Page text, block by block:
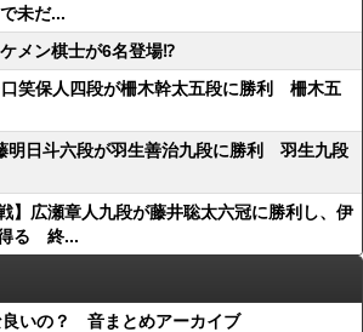
未だ...
メン棋士が6名登場⁉
口笑保人四段が柵木幹太五段に勝利 柵木五
明日斗六段が羽生善治九段に勝利 羽生九段
】広瀬章人九段が藤井聡太六冠に勝利し、伊
る 終...
良いの？ 音まとめアーカイブ